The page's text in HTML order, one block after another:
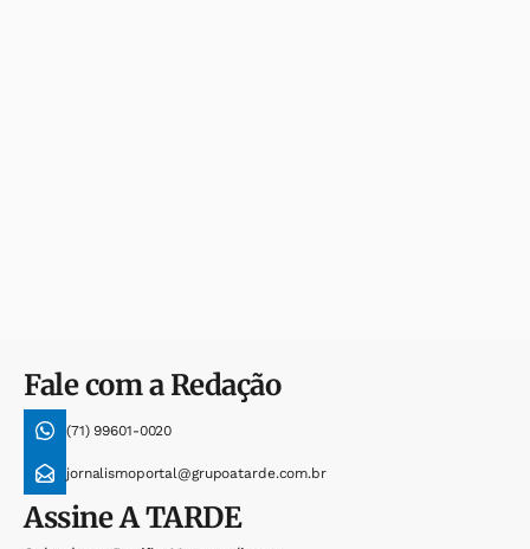
Fale com a Redação
(71) 99601-0020
jornalismoportal@grupoatarde.com.br
AssineA TARDE